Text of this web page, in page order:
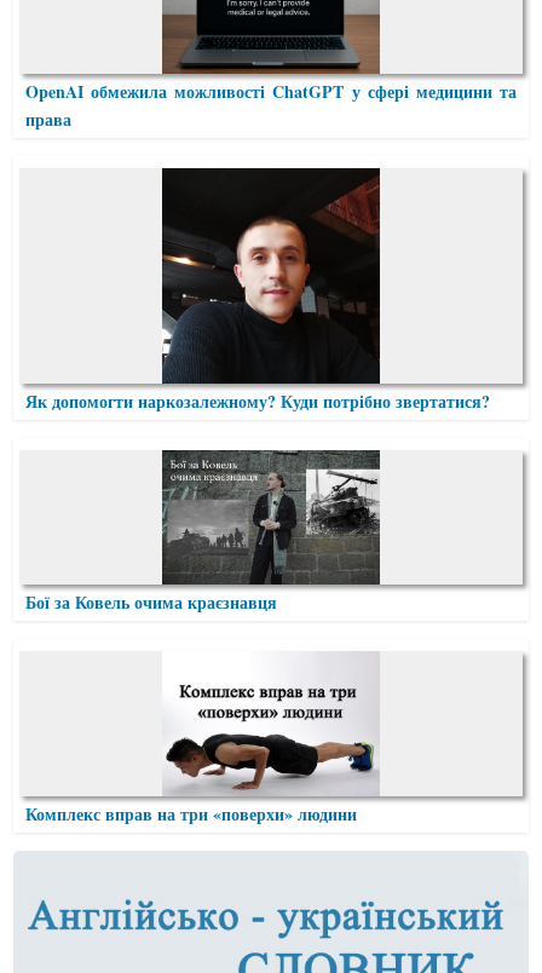
OpenAI обмежила можливості ChatGPT у сфері медицини та
права
Як допомогти наркозалежному? Куди потрібно звертатися?
Бої за Ковель очима краєзнавця
Комплекс вправ на три «поверхи» людини